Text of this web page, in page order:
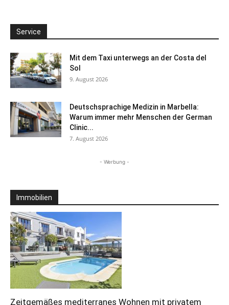
Service
Mit dem Taxi unterwegs an der Costa del
Sol
9. August 2026
Deutschsprachige Medizin in Marbella:
Warum immer mehr Menschen der German
Clinic...
7. August 2026
- Werbung -
Immobilien
Zeitgemäßes mediterranes Wohnen mit privatem